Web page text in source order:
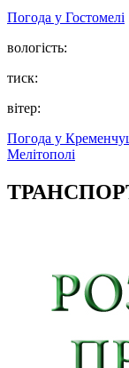
Погода у Гостомелі
вологість:
тиск:
вітер:
Погода у
Мелітополі